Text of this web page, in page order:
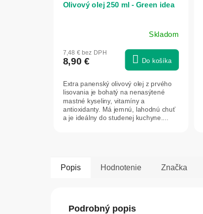
Olivový olej 250 ml - Green idea
Skladom
7,48 € bez DPH
8,90 € Do košíka
Extra panenský olivový olej z prvého
lisovania je bohatý na nenasýtené
mastné kyseliny, vitamíny a
antioxidanty. Má jemnú, lahodnú chuť
a je ideálny do studenej kuchyne....
Popis Hodnotenie Značka
Podrobný popis